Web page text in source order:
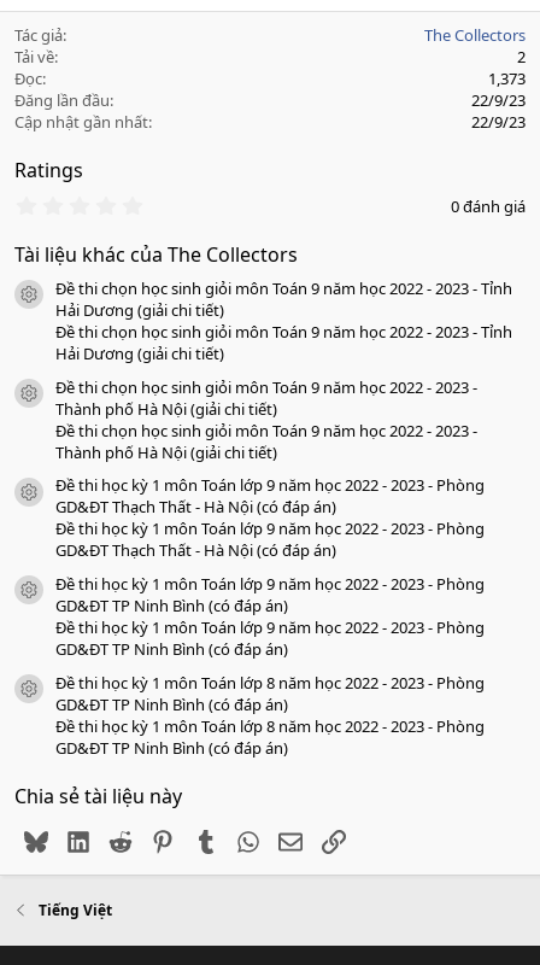
Tác giả
The Collectors
Tải về
2
Đọc
1,373
Đăng lần đầu
22/9/23
Cập nhật gần nhất
22/9/23
Ratings
0
0
a
o
0 đánh giá
Tài liệu khác của The Collectors
icon tài liệu
Đề thi chọn học sinh giỏi môn Toán 9 năm học 2022 - 2023 - Tỉnh
Hải Dương (giải chi tiết)
Đề thi chọn học sinh giỏi môn Toán 9 năm học 2022 - 2023 - Tỉnh
Hải Dương (giải chi tiết)
icon tài liệu
Đề thi chọn học sinh giỏi môn Toán 9 năm học 2022 - 2023 -
Thành phố Hà Nội (giải chi tiết)
Đề thi chọn học sinh giỏi môn Toán 9 năm học 2022 - 2023 -
Thành phố Hà Nội (giải chi tiết)
icon tài liệu
Đề thi học kỳ 1 môn Toán lớp 9 năm học 2022 - 2023 - Phòng
GD&ĐT Thạch Thất - Hà Nội (có đáp án)
Đề thi học kỳ 1 môn Toán lớp 9 năm học 2022 - 2023 - Phòng
GD&ĐT Thạch Thất - Hà Nội (có đáp án)
icon tài liệu
Đề thi học kỳ 1 môn Toán lớp 9 năm học 2022 - 2023 - Phòng
GD&ĐT TP Ninh Bình (có đáp án)
Đề thi học kỳ 1 môn Toán lớp 9 năm học 2022 - 2023 - Phòng
GD&ĐT TP Ninh Bình (có đáp án)
icon tài liệu
Đề thi học kỳ 1 môn Toán lớp 8 năm học 2022 - 2023 - Phòng
GD&ĐT TP Ninh Bình (có đáp án)
Đề thi học kỳ 1 môn Toán lớp 8 năm học 2022 - 2023 - Phòng
GD&ĐT TP Ninh Bình (có đáp án)
Chia sẻ tài liệu này
BlueskyLinkedIn
Reddit PinterestTumblr WhatsApp
EmailLink
Tiếng Việt